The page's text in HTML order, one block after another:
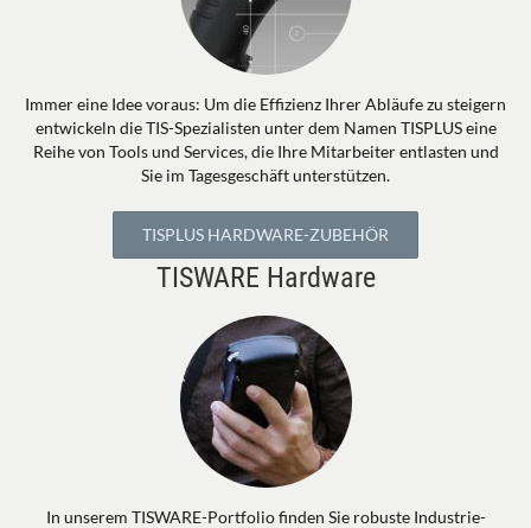
Immer eine Idee voraus: Um die Effizienz Ihrer Abläufe zu steigern
entwickeln die TIS-Spezialisten unter dem Namen TISPLUS eine
Reihe von Tools und Services, die Ihre Mitarbeiter entlasten und
Sie im Tagesgeschäft unterstützen.
TISPLUS HARDWARE-ZUBEHÖR
TISWARE Hardware
In unserem TISWARE-Portfolio finden Sie robuste Industrie-